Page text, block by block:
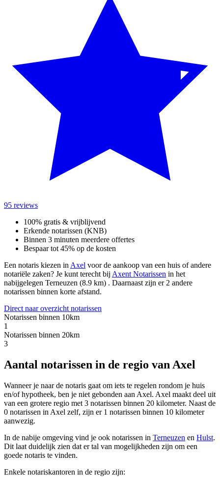
95 reviews
100% gratis & vrijblijvend
Erkende notarissen (KNB)
Binnen 3 minuten meerdere offertes
Bespaar tot 45% op de kosten
Een notaris kiezen in Axel voor de aankoop van een huis of andere
notariële zaken? Je kunt terecht bij Axent Notarissen in het
nabijgelegen Terneuzen (8.9 km) . Daarnaast zijn er 2 andere
notarissen binnen korte afstand.
Direct naar overzicht notarissen
Notarissen binnen 10km
1
Notarissen binnen 20km
3
Aantal notarissen in de regio van Axel
Wanneer je naar de notaris gaat om iets te regelen rondom je huis
en/of hypotheek, ben je niet gebonden aan Axel. Axel maakt deel uit
van een grotere regio met 3 notarissen binnen 20 kilometer. Naast de
0 notarissen in Axel zelf, zijn er 1 notarissen binnen 10 kilometer
aanwezig.
In de nabije omgeving vind je ook notarissen in Terneuzen en Hulst.
Dit laat duidelijk zien dat er tal van mogelijkheden zijn om een
goede notaris te vinden.
Enkele notariskantoren in de regio zijn: